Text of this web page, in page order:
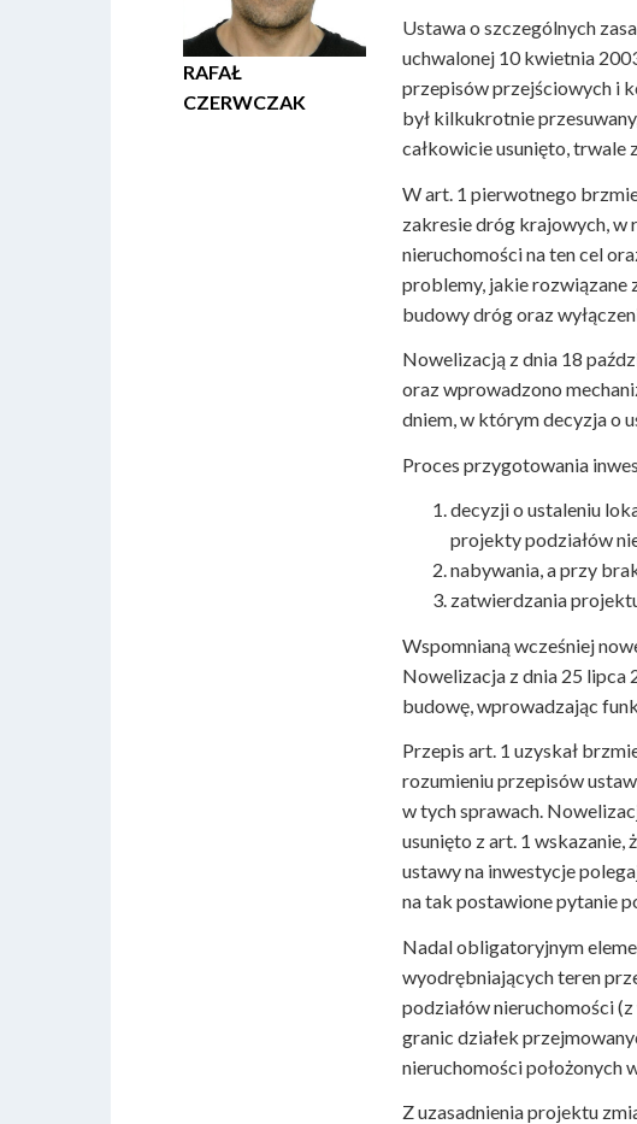
RAFAŁ
CZERWCZAK
Ustawa o szczególnych
uchwalonej 10 kwietnia
przepisów przejściowych i
był kilkukrotnie
całkowicie usunięto, trwale
W art. 1 pierwotnego
zakresie dróg krajowych, w
nieruchomości na ten cel
problemy, jakie rozwiązane
budowy dróg oraz
Nowelizacją z dnia 18
oraz wprowadzono
dniem, w którym decyzja o
Proces przygotowania
decyzji o ustaleniu
projekty podziałów
nabywania, a przy
zatwierdzania
Wspomnianą wcześniej
Nowelizacja z dnia 25 lipca
budowę, wprowadzając
Przepis art. 1 uzyskał
rozumieniu przepisów
w tych sprawach.
usunięto z art. 1 wskazanie,
ustawy na inwestycje
na tak postawione pytanie
Nadal obligatoryjnym
wyodrębniających teren
podziałów nieruchomości
granic działek
nieruchomości położonych
Z uzasadnienia projektu